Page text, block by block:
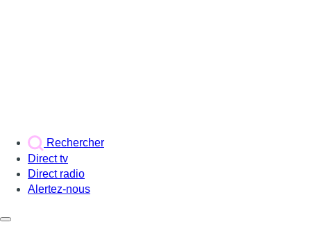
Rechercher
Direct tv
Direct radio
Alertez-nous